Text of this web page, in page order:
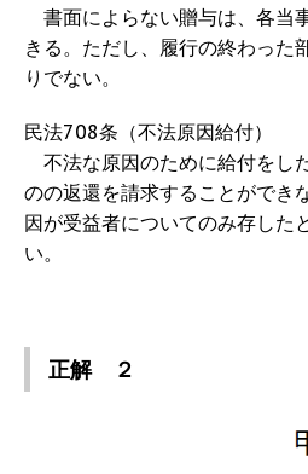
書面によらない贈与は、各当
きる。ただし、履行の終わった
りでない。
民法708条（不法原因給付）
不法な原因のために給付をし
のの返還を請求することができ
因が受益者についてのみ存した
い。
正解 ２